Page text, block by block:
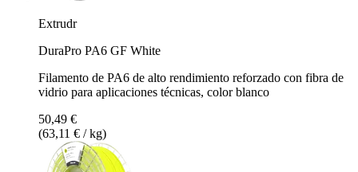
Extrudr
DuraPro PA6 GF White
Filamento de PA6 de alto rendimiento reforzado con fibra de
vidrio para aplicaciones técnicas, color blanco
50,49 €
(63,11 € / kg)